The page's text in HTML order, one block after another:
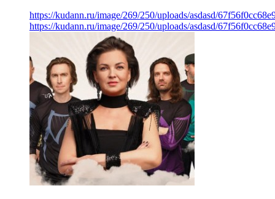
https://kudann.ru/image/269/250/uploads/asdasd/
https://kudann.ru/image/269/250/uploads/asdasd/